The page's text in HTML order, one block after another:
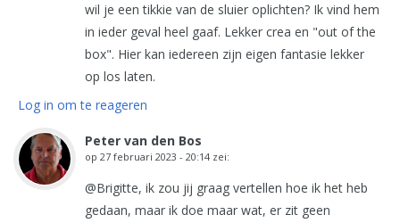
wil je een tikkie van de sluier oplichten? Ik vind hem
in ieder geval heel gaaf. Lekker crea en "out of the
box". Hier kan iedereen zijn eigen fantasie lekker
op los laten.
Log in om te reageren
Peter van den Bos
op 27 februari 2023 - 20:14 zei:
@Brigitte, ik zou jij graag vertellen hoe ik het heb
gedaan, maar ik doe maar wat, er zit geen